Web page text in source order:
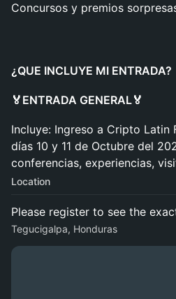
Concursos y premios
¿QUE INCLUYE MI ENTRADA?
🏅ENTRADA GENERAL🏅
Incluye: Ingreso a Cripto Latin
días 10 y 11 de Octubre del
conferencias, experiencias,
Location
Please register to see the
Tegucigalpa, Honduras